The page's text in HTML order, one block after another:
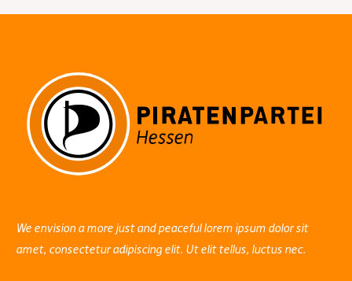
We envision a more just and peaceful lorem ipsum dolor sit
amet, consectetur adipiscing elit. Ut elit tellus, luctus nec.